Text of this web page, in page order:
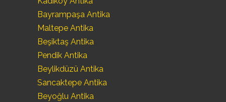
Bayrampaşa Antika
Maltepe Antika
Beşiktaş Antika
Pendik Antika
Beylikdüzü Antika
Sancaktepe Antika
Beyoğlu Antika